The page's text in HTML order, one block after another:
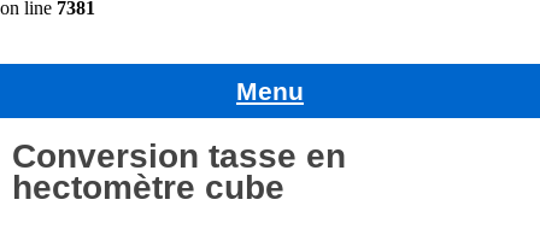
Menu
Conversion tasse en
hectomètre cube